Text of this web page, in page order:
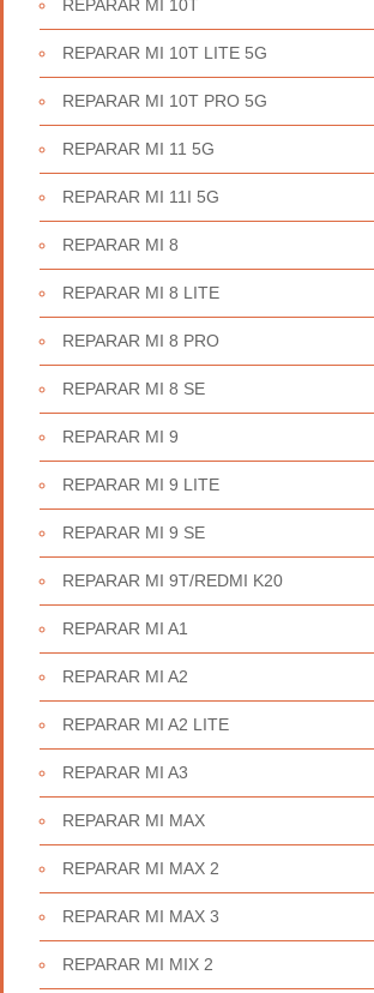
REPARAR MI 10T
REPARAR MI 10T LITE 5G
REPARAR MI 10T PRO 5G
REPARAR MI 11 5G
REPARAR MI 11I 5G
REPARAR MI 8
REPARAR MI 8 LITE
REPARAR MI 8 PRO
REPARAR MI 8 SE
REPARAR MI 9
REPARAR MI 9 LITE
REPARAR MI 9 SE
REPARAR MI 9T/REDMI K20
REPARAR MI A1
REPARAR MI A2
REPARAR MI A2 LITE
REPARAR MI A3
REPARAR MI MAX
REPARAR MI MAX 2
REPARAR MI MAX 3
REPARAR MI MIX 2